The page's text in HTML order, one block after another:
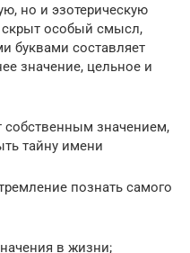
но и эзотерическую
особый смысл,
буквами составляет
значение, цельное и
собственным значением,
тайну имени
познать самого
в жизни;